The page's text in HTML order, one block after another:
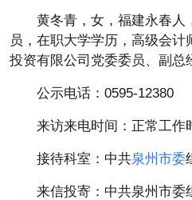
黄冬青，女，福建永春人
员，在职大学学历，高级会
投资有限公司党委委员、副总
公示电话：0595-12380
来访来电时间：正常工作
接待科室：中共泉州市委
来信投寄：中共泉州市委